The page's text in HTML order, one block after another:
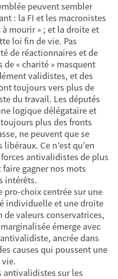
peuvent sembler
: la FI et les macronistes
à mourir » ; et la droite et
loi fin de vie. Pas
de réactionnaires et de
« charité » masquent
validistes, et des
toujours vers plus de
du travail. Les députés
logique délégataire et
plus des fronts
ne peuvent que se
Ce n’est qu’en
antivalidistes de plus
gagner nos mots
intérêts.
pro-choix centrée sur une
individuelle et une droite
de valeurs conservatrices,
émerge avec
ancrée dans
causes qui poussent une
vie.
antivalidistes sur les